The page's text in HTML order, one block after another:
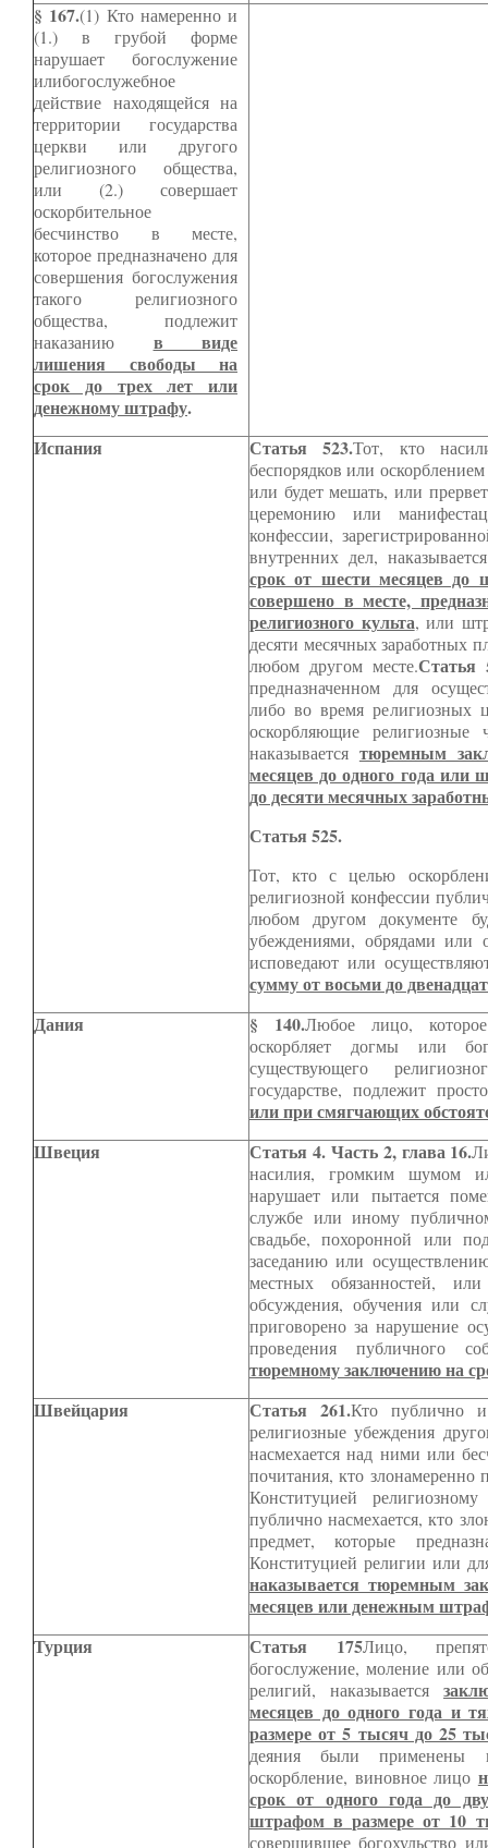
§ 167.(1) Кто намеренно и
(1.) в грубой форме
нарушает богослужение
илибогослужебное
действие находящейся на
территории государства
церкви или другого
религиозного общества,
или (2.) совершает
оскорбительное
бесчинство в месте,
которое предназначено для
совершения богослужения
такого религиозного
общества, подлежит
наказанию в виде
лишения свободы на
срок до трех лет или
денежному штрафу.
Испания
Статья 523.Тот, кто
беспорядков или
или будет мешать, или
церемонию или
конфессии,
внутренних дел,
срок от шести месяцев до
совершено в месте,
религиозного культа, или
десяти месячных заработных
любом другом месте.Статья
предназначенном для
либо во время религиозных
оскорбляющие религиозные
наказывается тюремным
месяцев до одного года
до десяти месячных
Статья 525.
Тот, кто с целью
религиозной конфессии
любом другом документе
убеждениями, обрядами или
исповедают или
сумму от восьми до
Дания
§ 140.Любое лицо,
оскорбляет догмы или
существующего
государстве, подлежит
или при смягчающих
Швеция
Статья 4. Часть 2, глава 16.
насилия, громким шумом
нарушает или пытается
службе или иному
свадьбе, похоронной или
заседанию или
местных обязанностей,
обсуждения, обучения или
приговорено за нарушение
проведения публичного
тюремному заключению на
Швейцария
Статья 261.Кто публично
религиозные убеждения
насмехается над ними или
почитания, кто злонамеренно
Конституцией
публично насмехается, кто
предмет, которые
Конституцией религии или
наказывается тюремным
месяцев или денежным
Турция
Статья 175Лицо,
богослужение, моление или
религий, наказывается
месяцев до одного года и
размере от 5 тысяч до 25
деяния были применены
оскорбление, виновное лицо
срок от одного года до
штрафом в размере от 10
совершившее богохульство